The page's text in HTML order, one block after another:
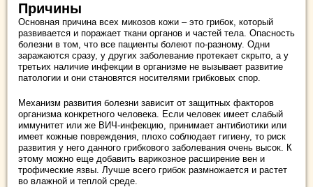
Причины
Основная причина всех микозов кожи – это грибок, который
развивается и поражает ткани органов и частей тела. Опасность
болезни в том, что все пациенты болеют по-разному. Одни
заражаются сразу, у других заболевание протекает скрыто, а у
третьих наличие инфекции в организме не вызывает развитие
патологии и они становятся носителями грибковых спор.
Механизм развития болезни зависит от защитных факторов
организма конкретного человека. Если человек имеет слабый
иммунитет или же ВИЧ-инфекцию, принимает антибиотики или
имеет кожные повреждения, плохо соблюдает гигиену, то риск
развития у него данного грибкового заболевания очень высок. К
этому можно еще добавить варикозное расширение вен и
трофические язвы. Лучше всего грибок размножается и растет
во влажной и теплой среде.